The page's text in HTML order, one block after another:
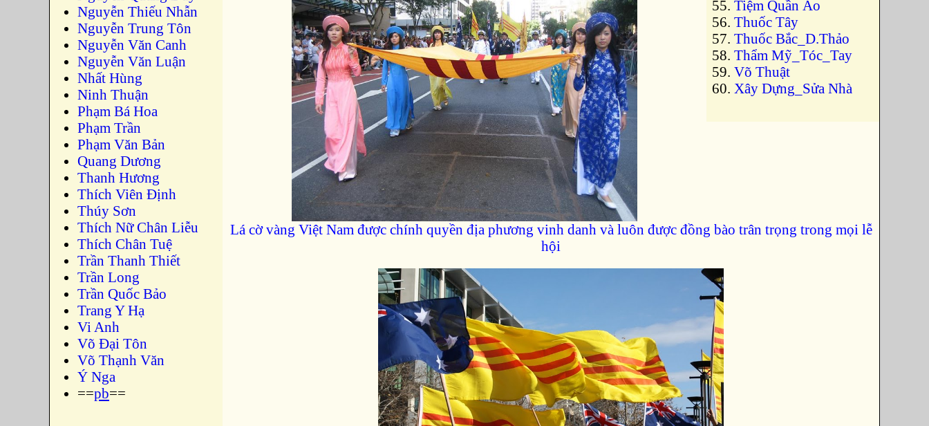
Nguyễn Thiếu Nhẫn
Nguyễn Trung Tôn
Nguyễn Văn Canh
Nguyễn Văn Luận
Nhất Hùng
Ninh Thuận
Phạm Bá Hoa
Phạm Trần
Phạm Văn Bản
Quang Dương
Thanh Hương
Thích Viên Định
Thúy Sơn
Thích Nữ Chân Liễu
Thích Chân Tuệ
Trần Thanh Thiết
Trần Long
Trần Quốc Bảo
Trang Y Hạ
Vi Anh
Võ Đại Tôn
Võ Thạnh Văn
Ý Nga
==pb==
Tiệm Quần Áo
Thuốc Tây
Thuốc Bắc_D.Thảo
Thẩm Mỹ_Tóc_Tay
Võ Thuật
Xây Dựng_Sửa Nhà
Lá cờ vàng Việt Nam được chính quyền địa phương vinh danh và luôn được đồng bào trân trọng trong mọi lễ
hội